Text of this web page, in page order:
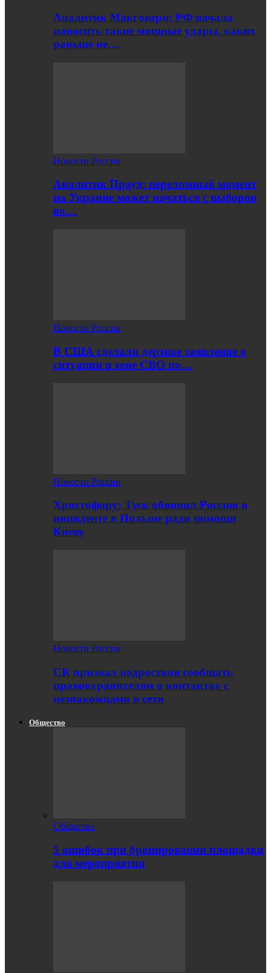
Аналитик Макговерн: РФ начала
наносить такие мощные удары, каких
раньше не…
Новости России
Аналитик Прауд: переломный момент
на Украине может начаться с выборов
во…
Новости России
В США сделали дерзкое заявление о
ситуации в зоне СВО по…
Новости России
Христофору: Туск обвинил Россию в
инциденте в Польше ради помощи
Киеву
Новости России
СК призвал подростков сообщать
правоохранителям о контактах с
незнакомцами в сети
Общество
Общество
5 ошибок при бронировании площадки
для мероприятия